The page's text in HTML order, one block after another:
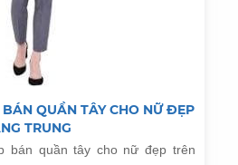
QUẦN TÂY CHO NỮ ĐẸP
TRUNG
bán quần tây cho nữ đẹp trên